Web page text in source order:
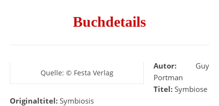
Buchdetails
Quelle: © Festa Verlag
Autor: Guy
Portman
Titel: Symbiose
Originaltitel: Symbiosis